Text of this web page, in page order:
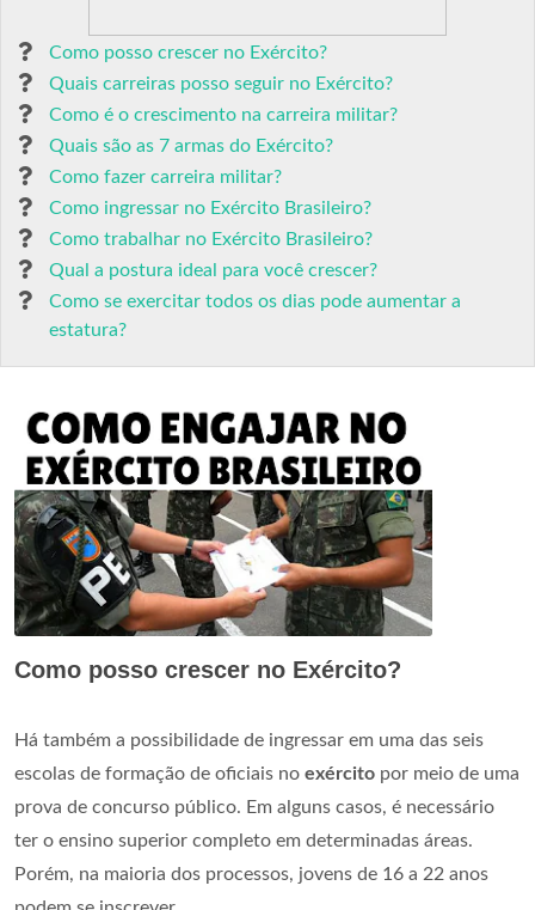
Como posso crescer no Exército?
Quais carreiras posso seguir no Exército?
Como é o crescimento na carreira militar?
Quais são as 7 armas do Exército?
Como fazer carreira militar?
Como ingressar no Exército Brasileiro?
Como trabalhar no Exército Brasileiro?
Qual a postura ideal para você crescer?
Como se exercitar todos os dias pode aumentar a
estatura?
Como posso crescer no Exército?
Há também a possibilidade de ingressar em uma das seis
escolas de formação de oficiais no exército por meio de uma
prova de concurso público. Em alguns casos, é necessário
ter o ensino superior completo em determinadas áreas.
Porém, na maioria dos processos, jovens de 16 a 22 anos